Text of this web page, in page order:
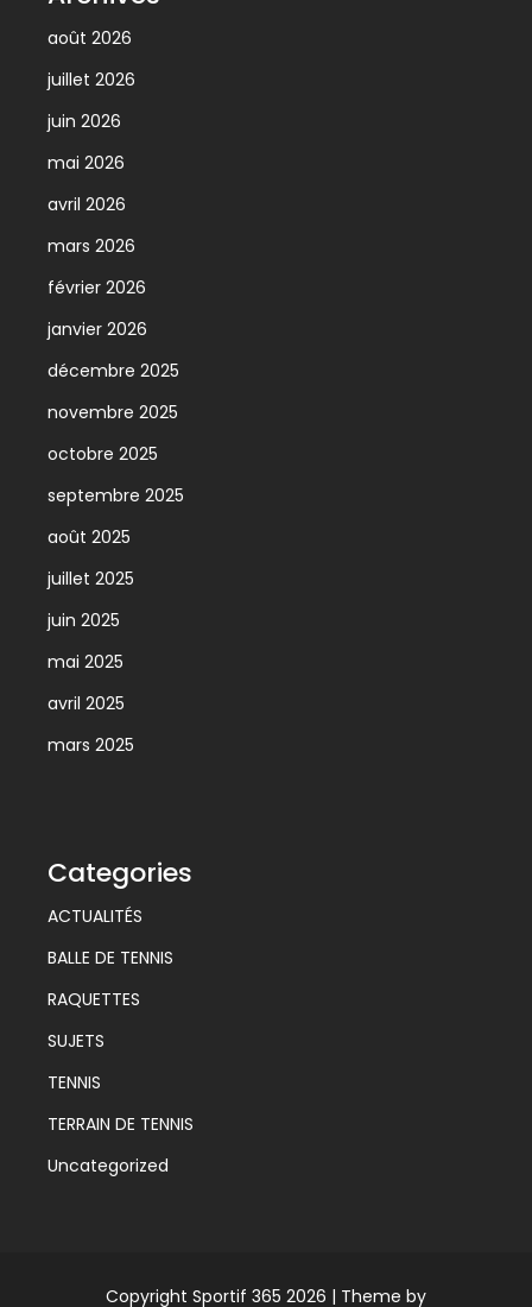
août 2026
juillet 2026
juin 2026
mai 2026
avril 2026
mars 2026
février 2026
janvier 2026
décembre 2025
novembre 2025
octobre 2025
septembre 2025
août 2025
juillet 2025
juin 2025
mai 2025
avril 2025
mars 2025
Categories
ACTUALITÉS
BALLE DE TENNIS
RAQUETTES
SUJETS
TENNIS
TERRAIN DE TENNIS
Uncategorized
Copyright Sportif 365 2026 | Theme by